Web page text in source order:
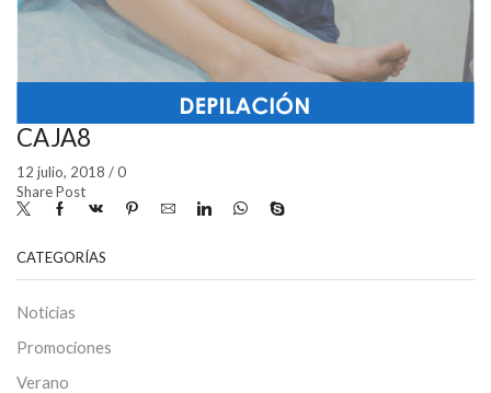
CAJA8
12 julio, 2018 /0
Share Post
CATEGORÍAS
Noticias
Promociones
Verano